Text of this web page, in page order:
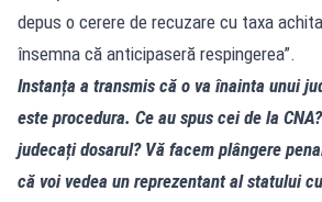
depus o cerere de recuzare cu taxa
însemna că anticipaseră respingerea”.
Instanța a transmis că o va înainta unui
este procedura. Ce au spus cei de la
judecați dosarul? Vă facem plângere
că voi vedea un reprezentant al statului